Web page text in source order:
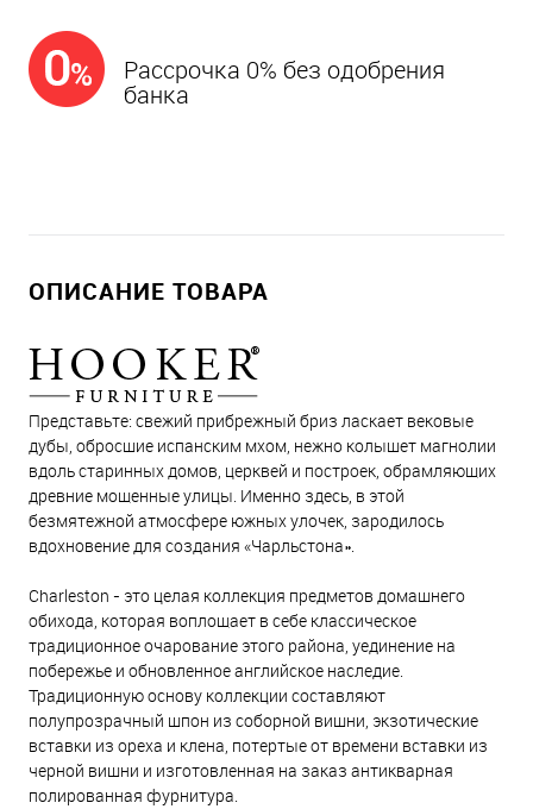
Рассрочка 0% без одобрения
банка
ОПИСАНИЕ ТОВАРА
Представьте: свежий прибрежный бриз ласкает вековые
дубы, обросшие испанским мхом, нежно колышет магнолии
вдоль старинных домов, церквей и построек, обрамляющих
древние мощенные улицы. Именно здесь, в этой
безмятежной атмосфере южных улочек, зародилось
вдохновение для создания «Чарльстона».
Charleston - это целая коллекция предметов домашнего
обихода, которая воплощает в себе классическое
традиционное очарование этого района, уединение на
побережье и обновленное английское наследие.
Традиционную основу коллекции составляют
полупрозрачный шпон из соборной вишни, экзотические
вставки из ореха и клена, потертые от времени вставки из
черной вишни и изготовленная на заказ антикварная
полированная фурнитура.